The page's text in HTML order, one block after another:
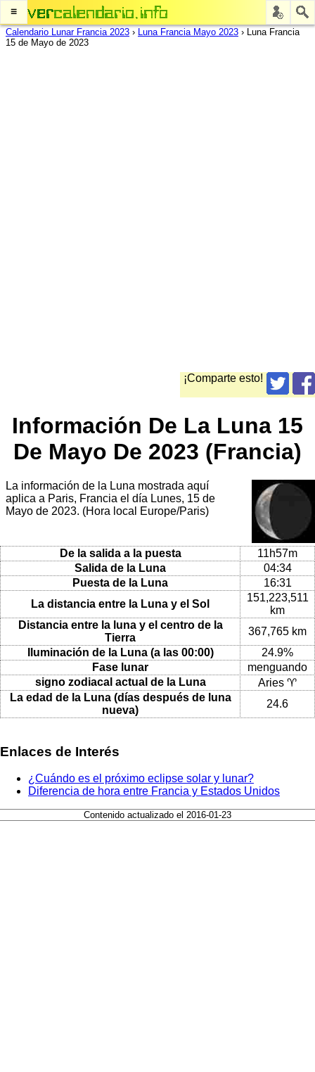
≡
Calendario Lunar Francia 2023 › Luna Francia Mayo 2023 › Luna Francia
15 de Mayo de 2023
¡Comparte esto!
Información De La Luna 15
De Mayo De 2023 (Francia)
La información de la Luna mostrada aquí
aplica a Paris, Francia el día Lunes, 15 de
Mayo de 2023. (Hora local Europe/Paris)
De la salida a la puesta
11h57m
Salida de la Luna
04:34
Puesta de la Luna
16:31
La distancia entre la Luna y el Sol
151,223,511
km
Distancia entre la luna y el centro de la
Tierra
367,765 km
Iluminación de la Luna (a las 00:00)
24.9%
Fase lunar
menguando
signo zodiacal actual de la Luna
Aries ♈
La edad de la Luna (días después de luna
nueva)
24.6
Enlaces de Interés
¿Cuándo es el próximo eclipse solar y lunar?
Diferencia de hora entre Francia y Estados Unidos
Contenido actualizado el 2016-01-23